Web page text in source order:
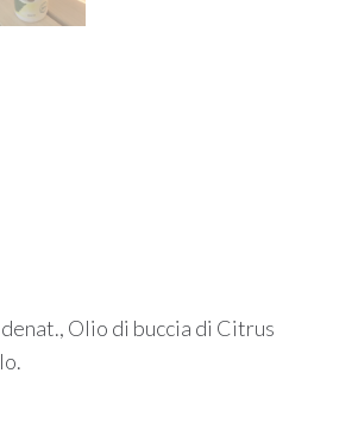
Olio di buccia di Citrus